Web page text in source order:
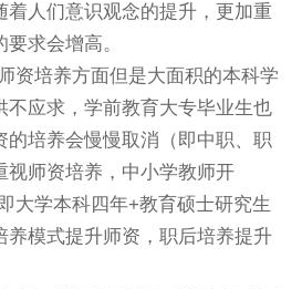
着人们意识观念的提升，更加重
求会增高。
培养方面但是大面积的本科学
不应求，学前教育大专毕业生也
的培养会慢慢取消（即中职、职
视师资培养，中小学教师开
大学本科四年+教育硕士研究生
养模式提升师资，职后培养提升